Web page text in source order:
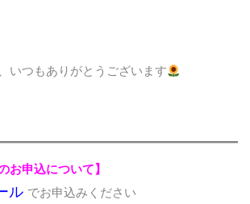
いつもありがとうございます
お申込について】
ル でお申込みください